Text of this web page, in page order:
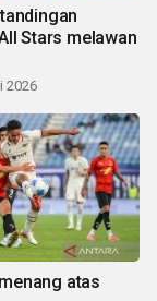
Stars melawan
2026
atas